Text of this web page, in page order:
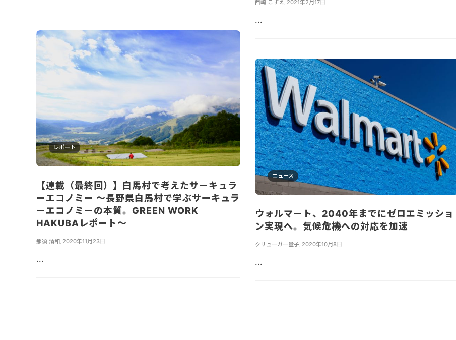
西崎 こずえ 2021年2月17日
...
レポート
【連載（最終回）】白馬村で考えたサーキュラ
ーエコノミー 〜長野県白馬村で学ぶサーキュラ
ーエコノミーの本質。GREEN WORK
HAKUBAレポート〜
那須 清和 2020年11月23日
...
ニュース
ウォルマート、2040年までにゼロエミッショ
ン実現へ。気候危機への対応を加速
クリューガー量子 2020年10月8日
...